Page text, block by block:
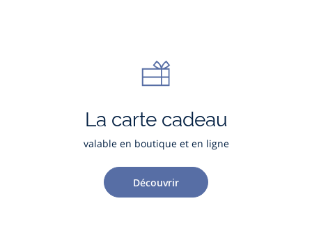
La carte cadeau
valable en boutique et en ligne
Découvrir